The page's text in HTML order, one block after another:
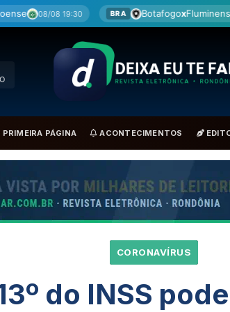
BRA Botafogox Fluminense 08/08 20:00
PRIMEIRA PÁGINA ACONTECIMENTOS
CORONAVÍRUS
do INSS